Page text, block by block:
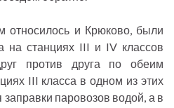
относилось и Крюково, были
на станциях III и IV классов
против друга по обеим
III класса в одном из этих
паровозов водой, а в